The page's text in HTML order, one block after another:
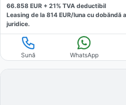
66.858 EUR + 21% TVA deductibil
Leasing de la 814 EUR/luna cu dobăndă
juridice.
Sună WhatsApp